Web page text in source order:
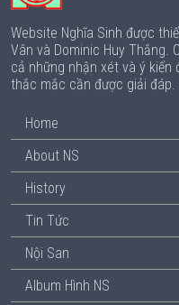
Website Nghĩa Sinh được
Vân và Dominic Huy Thắng.
cả những nhận xét và ý kiến
thắc mắc cần được giải
Home
About NS
History
Tin Tức
Nội San
Album Hình NS